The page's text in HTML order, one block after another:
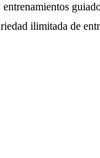
ilimitada de